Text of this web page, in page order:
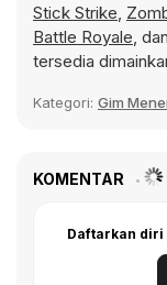
Stick Strike,
Battle Royale, dan
tersedia
Kategori: Gim
KOMENTAR
Daftarkan diri